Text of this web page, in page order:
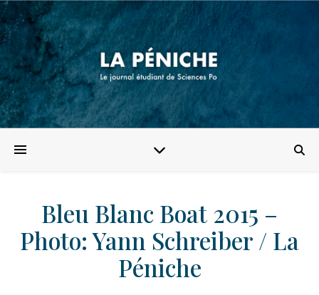
Bleu Blanc Boat 2015 –
Photo: Yann Schreiber / La
Péniche